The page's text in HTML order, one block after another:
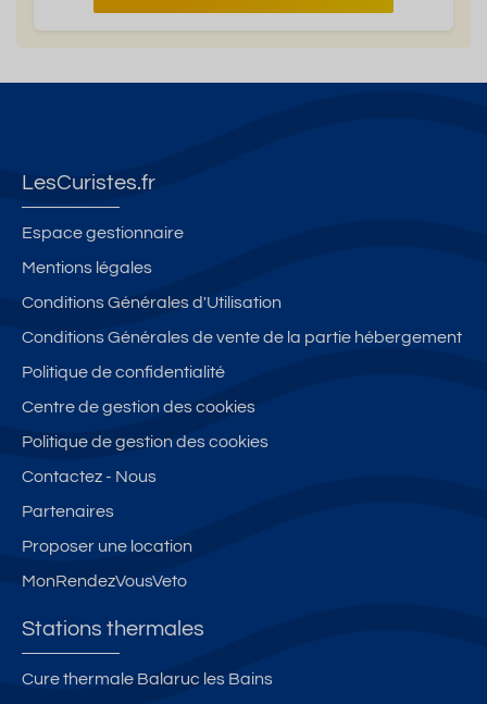
LesCuristes.fr
Espace gestionnaire
Mentions légales
Conditions Générales d'Utilisation
Conditions Générales de vente de la partie hébergement
Politique de confidentialité
Centre de gestion des cookies
Politique de gestion des cookies
Contactez - Nous
Partenaires
Proposer une location
MonRendezVousVeto
Stations thermales
Cure thermale Balaruc les Bains